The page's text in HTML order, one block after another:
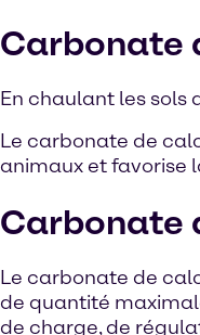
Carbonate
En chaulant les
Le carbonate de
animaux et favorise
Carbonate
Le carbonate de
de quantité
de charge, de